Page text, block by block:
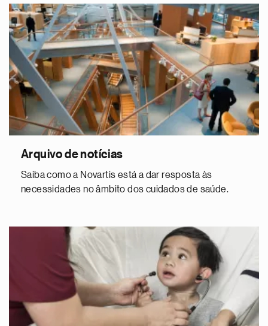
Arquivo de notícias
Saiba como a Novartis está a dar resposta às
necessidades no âmbito dos cuidados de saúde.